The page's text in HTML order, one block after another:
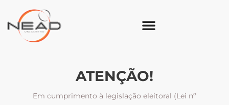
ATENÇÃO!
Em cumprimento à legislação eleitoral (Lei nº